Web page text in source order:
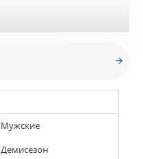
Мужские
Демисезон